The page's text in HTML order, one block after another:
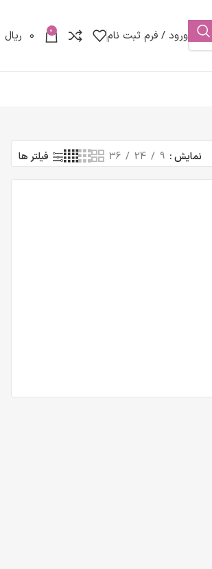
ورود / فرم ثبت نام 0
0 ریال
نمایش 9
24
36 فیلتر ها